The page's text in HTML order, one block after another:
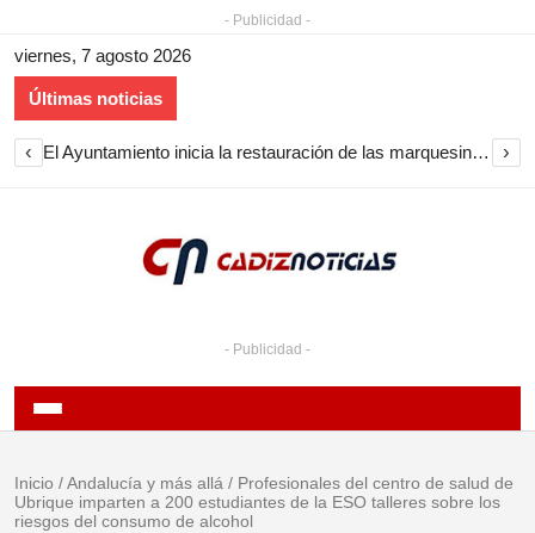
- Publicidad -
viernes, 7 agosto 2026
Últimas noticias
‹ El Ayuntamiento inicia la restauración de las marquesinas de Plaza Esteve para volver a instalarlas en el centro de Jerez ›
- Publicidad -
Inicio /Andalucía y más allá / Profesionales del centro de salud de
Ubrique imparten a 200 estudiantes de la ESO talleres sobre los
riesgos del consumo de alcohol